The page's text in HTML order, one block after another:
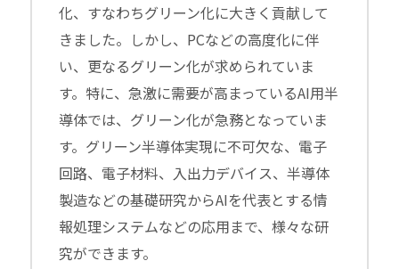
化、すなわちグリーン化に大きく貢献して
きました。しかし、PCなどの高度化に伴
い、更なるグリーン化が求められていま
す。特に、急激に需要が高まっているAI用半
導体では、グリーン化が急務となっていま
す。グリーン半導体実現に不可欠な、電子
回路、電子材料、入出力デバイス、半導体
製造などの基礎研究からAIを代表とする情
報処理システムなどの応用まで、様々な研
究ができます。